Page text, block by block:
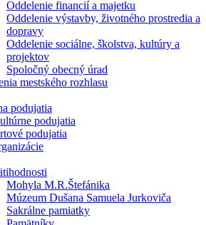
Oddelenie financií a majetku
Oddelenie výstavby, životného prostredia a
dopravy
Oddelenie sociálne, školstva, kultúry a
projektov
Spoločný obecný úrad
mestského rozhlasu
podujatia
podujatia
podujatia
Mohyla M.R.Štefánika
Múzeum Dušana Samuela Jurkoviča
Sakrálne pamiatky